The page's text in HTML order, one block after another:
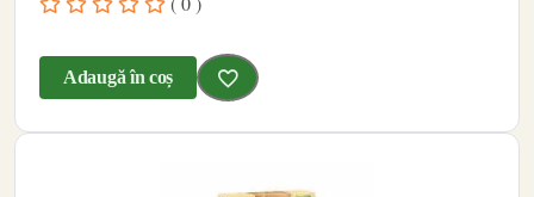
Adaugă în coș